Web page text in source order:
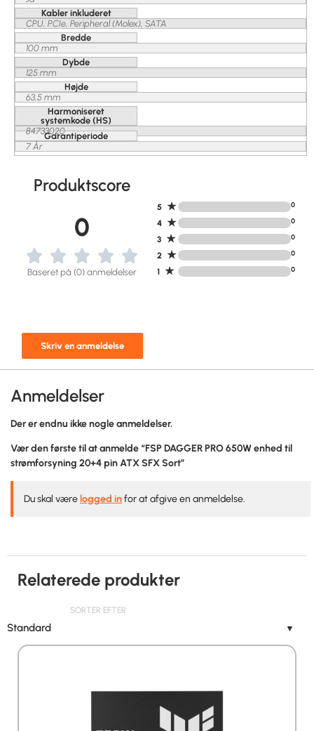
Kabler inkluderet
CPU, PCIe, Peripheral (Molex), SATA
Bredde
100 mm
Dybde
125 mm
Højde
63,5 mm
Harmoniseret
systemkode (HS)
84733020Garantiperiode
7 År
Produktscore
0
Baseret på (0) anmeldelser
Skriv en anmeldelse
5 ★ 0
4 ★ 0
3 ★ 0
2 ★ 0
1 ★ 0
Anmeldelser
Der er endnu ikke nogle anmeldelser.
Vær den første til at anmelde “FSP DAGGER PRO 650W enhed til
strømforsyning 20+4 pin ATX SFX Sort”
Du skal være logged infor at afgive en anmeldelse.
Relaterede produkter
SORTER EFTER
Standard ▼